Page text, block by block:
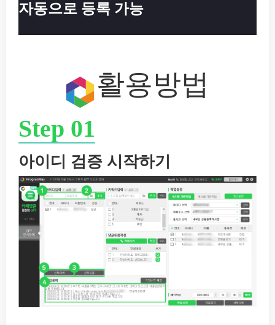
자동으로 등록 가능
활용방법
Step 01
아이디 검증 시작하기